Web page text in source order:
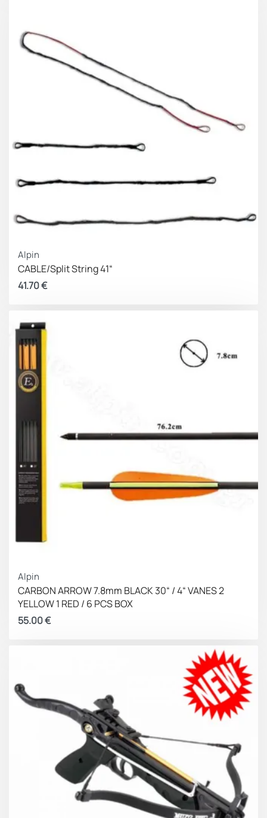
Alpin
CABLE/Split String 41“
41.70€
Alpin
CARBON ARROW 7.8mm BLACK 30“ / 4“ VANES 2
YELLOW 1 RED / 6 PCS BOX
55.00€